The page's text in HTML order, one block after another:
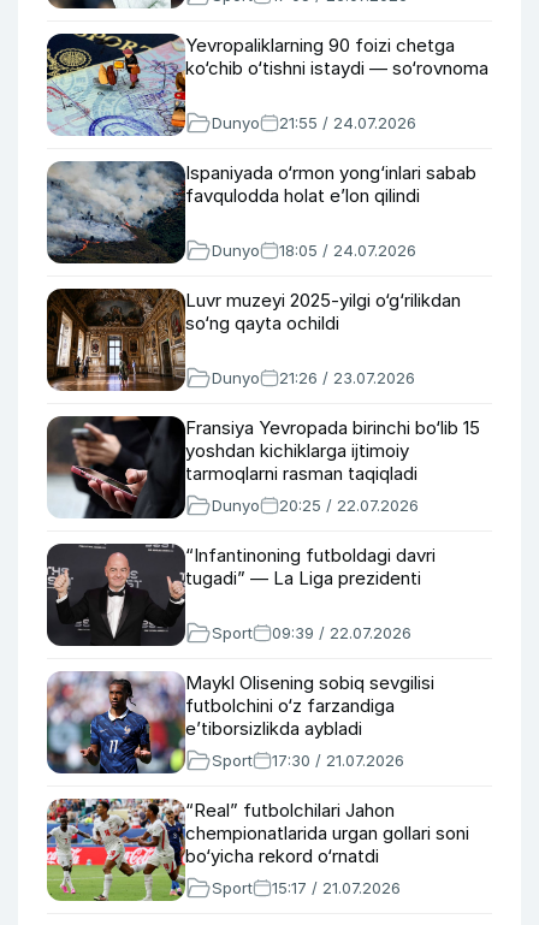
Yevropaliklarning 90 foizi chetga
ko‘chib o‘tishni istaydi — so‘rovnoma
Dunyo 21:55 / 24.07.2026
Ispaniyada o‘rmon yong‘inlari sabab
favqulodda holat e’lon qilindi
Dunyo 18:05 / 24.07.2026
Luvr muzeyi 2025-yilgi o‘g‘rilikdan
so‘ng qayta ochildi
Dunyo 21:26 / 23.07.2026
Fransiya Yevropada birinchi bo‘lib 15
yoshdan kichiklarga ijtimoiy
tarmoqlarni rasman taqiqladi
Dunyo 20:25 / 22.07.2026
“Infantinoning futboldagi davri
tugadi” — La Liga prezidenti
Sport 09:39 / 22.07.2026
Maykl Olisening sobiq sevgilisi
futbolchini o‘z farzandiga
e’tiborsizlikda aybladi
Sport 17:30 / 21.07.2026
“Real” futbolchilari Jahon
chempionatlarida urgan gollari soni
bo‘yicha rekord o‘rnatdi
Sport 15:17 / 21.07.2026